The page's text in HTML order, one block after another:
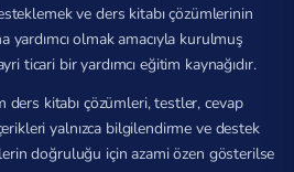
ve ders kitabı çözümlerinin
yardımcı olmak amacıyla kurulmuş
ticari bir yardımcı eğitim kaynağıdır.
kitabı çözümleri, testler, cevap
yalnızca bilgilendirme ve destek
doğruluğu için azami özen gösterilse